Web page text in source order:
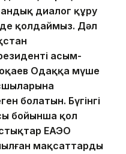
диалог құру
қолдаймыз. Дәл
Қасым-
Одаққа мүше
болатын. Бүгінгі
бойынша қол
ЕАЭО
мақсаттарды